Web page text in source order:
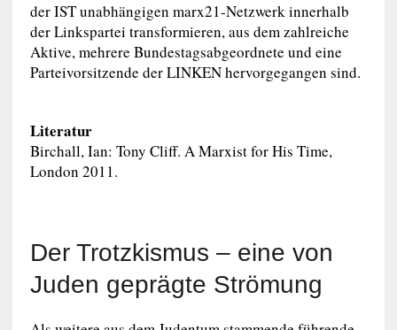
der IST unabhängigen marx21-Netzwerk innerhalb
der Linkspartei transformieren, aus dem zahlreiche
Aktive, mehrere Bundestagsabgeordnete und eine
Parteivorsitzende der LINKEN hervorgegangen sind.
Literatur
Birchall, Ian: Tony Cliff. A Marxist for His Time,
London 2011.
Der Trotzkismus – eine von
Juden geprägte Strömung